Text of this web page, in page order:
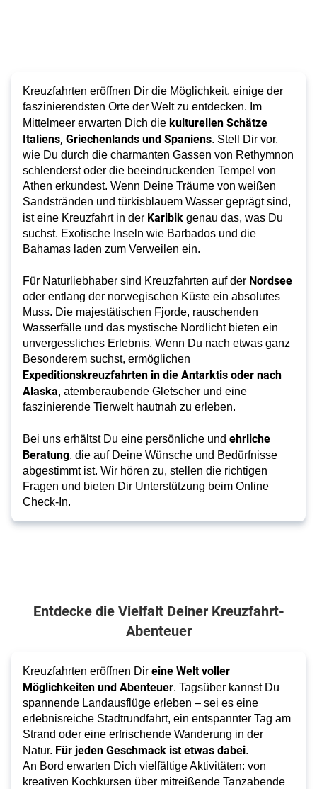
Kreuzfahrten eröffnen Dir die Möglichkeit, einige der
faszinierendsten Orte der Welt zu entdecken. Im
Mittelmeer erwarten Dich die kulturellen Schätze
Italiens, Griechenlands und Spaniens. Stell Dir vor,
wie Du durch die charmanten Gassen von Rethymnon
schlenderst oder die beeindruckenden Tempel von
Athen erkundest. Wenn Deine Träume von weißen
Sandstränden und türkisblauem Wasser geprägt sind,
ist eine Kreuzfahrt in der Karibik genau das, was Du
suchst. Exotische Inseln wie Barbados und die
Bahamas laden zum Verweilen ein.
Für Naturliebhaber sind Kreuzfahrten auf der Nordsee
oder entlang der norwegischen Küste ein absolutes
Muss. Die majestätischen Fjorde, rauschenden
Wasserfälle und das mystische Nordlicht bieten ein
unvergessliches Erlebnis. Wenn Du nach etwas ganz
Besonderem suchst, ermöglichen
Expeditionskreuzfahrten in die Antarktis oder nach
Alaska, atemberaubende Gletscher und eine
faszinierende Tierwelt hautnah zu erleben.
Bei uns erhältst Du eine persönliche und ehrliche
Beratung, die auf Deine Wünsche und Bedürfnisse
abgestimmt ist. Wir hören zu, stellen die richtigen
Fragen und bieten Dir Unterstützung beim Online
Check-In.
Entdecke die Vielfalt Deiner Kreuzfahrt-
Abenteuer
Kreuzfahrten eröffnen Dir eine Welt voller
Möglichkeiten und Abenteuer. Tagsüber kannst Du
spannende Landausflüge erleben – sei es eine
erlebnisreiche Stadtrundfahrt, ein entspannter Tag am
Strand oder eine erfrischende Wanderung in der
Natur. Für jeden Geschmack ist etwas dabei.
An Bord erwarten Dich vielfältige Aktivitäten: von
kreativen Kochkursen über mitreißende Tanzabende